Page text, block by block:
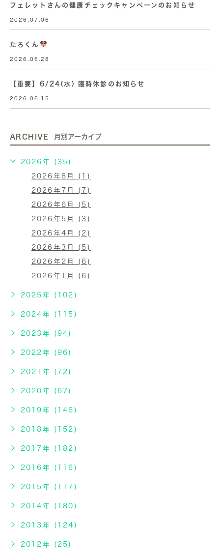
フェレットさんの健康チェックキャンペーンのお知らせ
2026.07.06
たろくん
2026.06.28
【重要】6/24(水) 臨時休診のお知らせ
2026.06.15
ARCHIVE 月別アーカイブ
2026年 (35)
2026年8月 (1)
2026年7月 (7)
2026年6月 (5)
2026年5月 (3)
2026年4月 (2)
2026年3月 (5)
2026年2月 (6)
2026年1月 (6)
2025年 (102)
2024年 (115)
2023年 (94)
2022年 (96)
2021年 (72)
2020年 (67)
2019年 (146)
2018年 (152)
2017年 (182)
2016年 (116)
2015年 (117)
2014年 (180)
2013年 (124)
2012年 (25)